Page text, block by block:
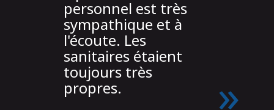
personnel est très
sympathique et à
l'écoute. Les
sanitaires étaient
toujours très
propres.